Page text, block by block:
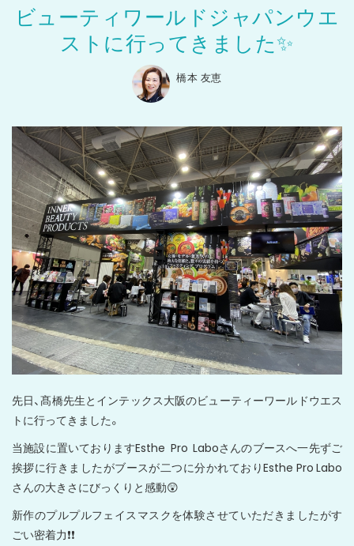
ビューティワールドジャパンウエ
ストに行ってきました✨
橋本 友恵
先日、髙橋先生とインテックス大阪のビューティーワールドウエス
トに行ってきました。
当施設に置いておりますEsthe Pro Laboさんのブースへ一先ずご
挨拶に行きましたがブースが二つに分かれておりEsthe Pro Labo
さんの大きさにびっくりと感動😲
新作のプルプルフェイスマスクを体験させていただきましたがす
ごい密着力❗️❗️